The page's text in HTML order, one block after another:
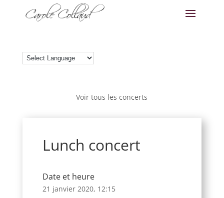
Voir tous les concerts
Lunch concert
Date et heure
21 janvier 2020, 12:15